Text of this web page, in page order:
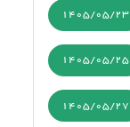
1405/05/23
1405/05/25
1405/05/27